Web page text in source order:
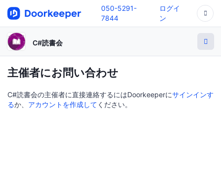
050-5291-
7844
ログイ
ン
C#読書会
主催者にお問い合わせ
C#読書会の主催者に直接連絡するにはDoorkeeperにサインインす
るか、 アカウントを作成して ください。